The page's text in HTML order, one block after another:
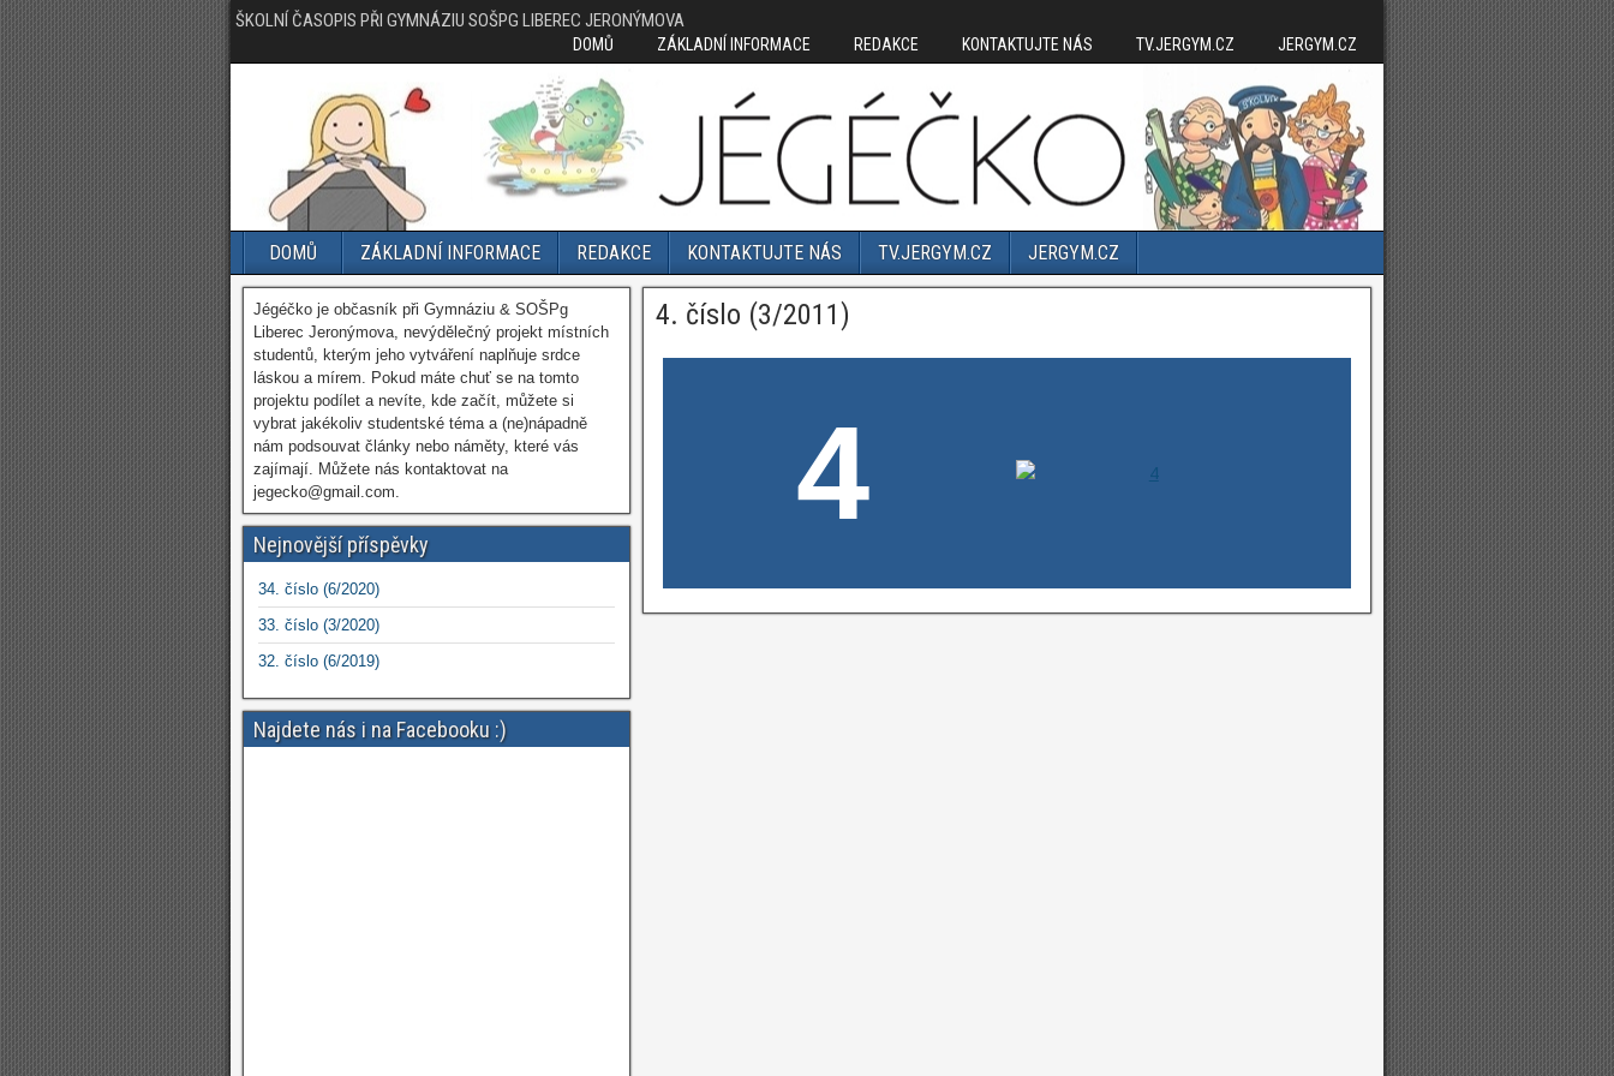
ŠKOLNÍ ČASOPIS PŘI GYMNÁZIU SOŠPG LIBEREC JERONÝMOVA
DOMŮ ZÁKLADNÍ INFORMACE REDAKCE KONTAKTUJTE NÁS TV.JERGYM.CZ JERGYM.CZ
DOMŮ ZÁKLADNÍ INFORMACE REDAKCE KONTAKTUJTE NÁS TV.JERGYM.CZ JERGYM.CZ
4. číslo (3/2011)
4
Jégéčko je občasník při Gymnáziu & SOŠPg
Liberec Jeronýmova, nevýdělečný projekt místních
studentů, kterým jeho vytváření naplňuje srdce
láskou a mírem. Pokud máte chuť se na tomto
projektu podílet a nevíte, kde začít, můžete si
vybrat jakékoliv studentské téma a (ne)nápadně
nám podsouvat články nebo náměty, které vás
zajímají. Můžete nás kontaktovat na
jegecko@gmail.com.
Nejnovější příspěvky
34. číslo (6/2020)
33. číslo (3/2020)
32. číslo (6/2019)
Najdete nás i na Facebooku :)